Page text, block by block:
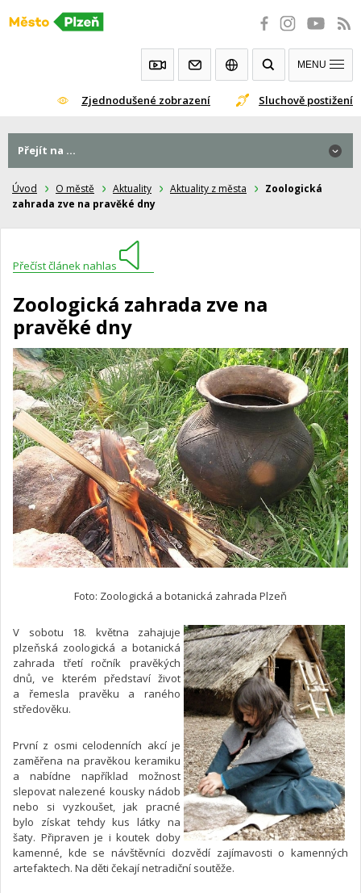
Přeskočit
Zjednodušené zobrazení Sluchově postižení
MENU
Úvod O městě Aktuality Aktuality z města
Zoologická
zahrada zve na pravěké dny
Přečíst článek nahlas
Zoologická zahrada zve na
pravěké dny
Foto: Zoologická a botanická zahrada Plzeň
V sobotu 18. května zahajuje
plzeňská zoologická a botanická
zahrada třetí ročník pravěkých
dnů, ve kterém představí život
a řemesla pravěku a raného
středověku.
První z osmi celodenních akcí je
zaměřena na pravěkou keramiku
a nabídne například možnost
slepovat nalezené kousky nádob
nebo si vyzkoušet, jak pracné
bylo získat tehdy kus látky na
šaty. Připraven je i koutek doby
kamenné, kde se návštěvníci dozvědí zajímavosti o kamenných
artefaktech. Na děti čekají netradiční soutěže.
Přejít na ...